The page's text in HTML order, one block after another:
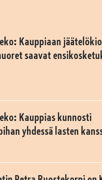
Kauppiaan
saavat
Kauppias kunnosti
yhdessä lasten